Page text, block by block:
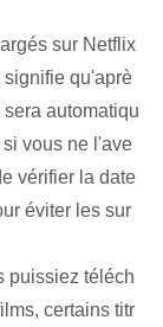
sur Netflix‌
signifie qu'aprè
automatiqu
vous ne l'ave
vérifier la date
éviter les sur
puissiez téléch
certains titr